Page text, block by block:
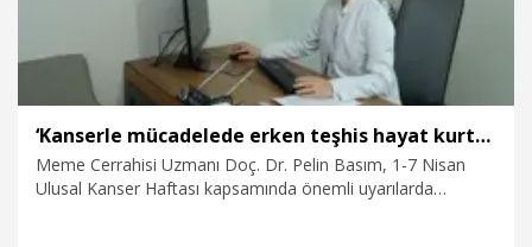
‘Kanserle mücadelede erken teşhis hayat kurtarır’
Meme Cerrahisi Uzmanı Doç. Dr. Pelin Basım, 1-7 Nisan
Ulusal Kanser Haftası kapsamında önemli uyarılarda